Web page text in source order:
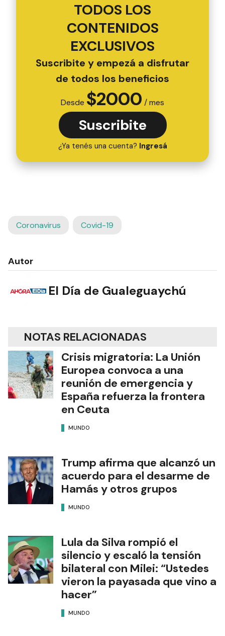
TODOS LOS
CONTENIDOS
EXCLUSIVOS
Suscribite y empezá a disfrutar
de todos los beneficios
Desde $2000 / mes
Suscribite
¿Ya tenés una cuenta? Ingresá
Coronavirus Covid-19
Autor
El Día de Gualeguaychú
NOTAS RELACIONADAS
Crisis migratoria: La Unión
Europea convoca a una
reunión de emergencia y
España refuerza la frontera
en Ceuta
MUNDO
Trump afirma que alcanzó un
acuerdo para el desarme de
Hamás y otros grupos
MUNDO
Lula da Silva rompió el
silencio y escaló la tensión
bilateral con Milei: “Ustedes
vieron la payasada que vino a
hacer”
MUNDO